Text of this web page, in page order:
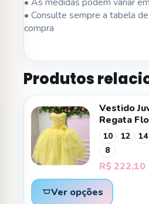
• Consulte sempre a tabela
compra
Produtos
Vestido
Regata
10 12 14
8
R$ 222,10
Ver opções